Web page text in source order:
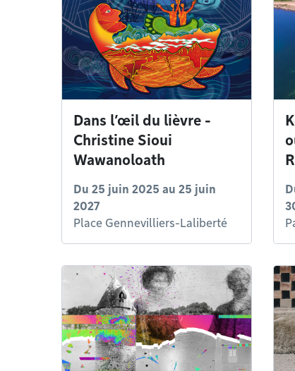
Dans l’œil du lièvre -
Christine Sioui
Wawanoloath
Du 25 juin 2025 au 25 juin
2027
Place Gennevilliers-Laliberté